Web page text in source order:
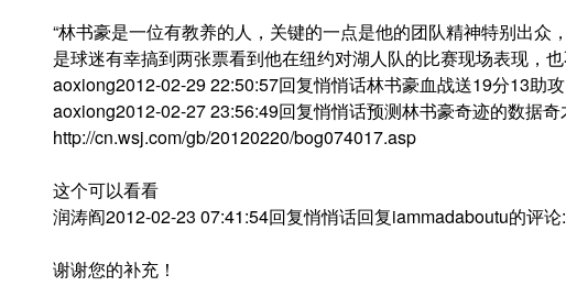
“林书豪是一位有教养的人，关键的一点是他的团队精神特别出众
是球迷有幸搞到两张票看到他在纽约对湖人队的比赛现场表现，也
aoxiong2012-02-29 22:50:57回复悄悄话林书豪血战送19分13助
aoxiong2012-02-27 23:56:49回复悄悄话预测林书豪奇迹的数据奇
http://cn.wsj.com/gb/20120220/bog074017.asp
这个可以看看
润涛阎2012-02-23 07:41:54回复悄悄话回复iammadaboutu的评论:
谢谢您的补充！